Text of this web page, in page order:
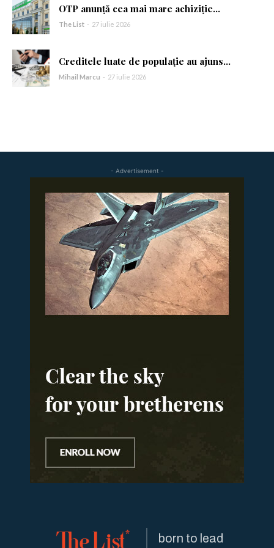
Am citit și accept Politica de confidențialitate
OTP anunță cea mai mare achiziție...
The List - 27 iulie 2026
Creditele luate de populație au ajuns...
Mihail Marcu - 27 iulie 2026
- Advertisement -
born to lead